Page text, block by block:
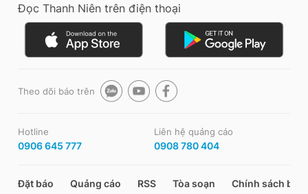
Đọc Thanh Niên trên điện thoại
Theo dõi báo trên
Hotline
0906 645 777
Liên hệ quảng cáo
0908 780 404
Đặt báo Quảng cáo RSS Tòa soạn Chính sách bảo